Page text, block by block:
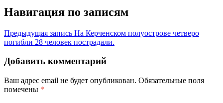
Навигация по записям
Предыдущая запись На Керченском полуострове четверо
погибли 28 человек пострадали.
Добавить комментарий
Ваш адрес email не будет опубликован. Обязательные поля
помечены *